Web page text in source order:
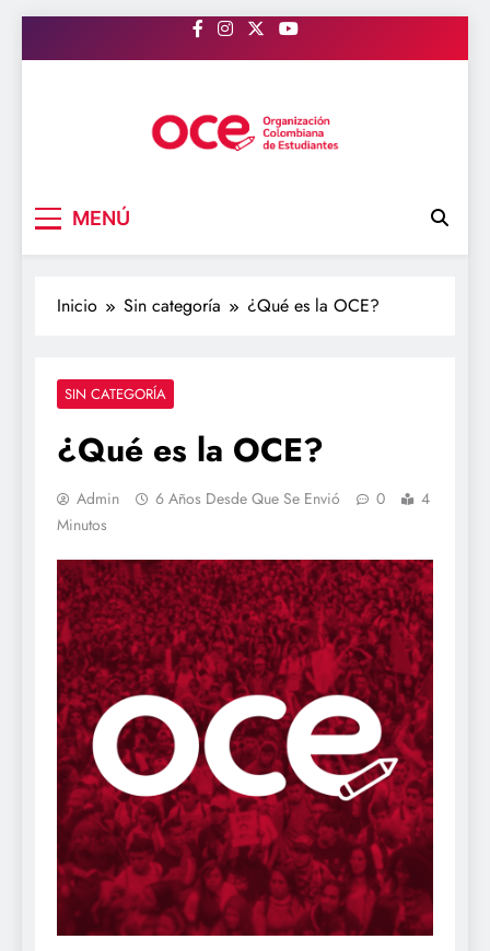
al
MENÚ
Inicio Sin categoría ¿Qué es la OCE?
SIN CATEGORÍA
¿Qué es la OCE?
Admin 6 Años Desde Que Se Envió 0
4
Minutos